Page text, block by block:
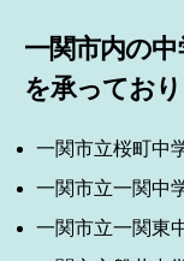
一関市内の
を承っており
一関市立桜町中
一関市立一関中
一関市立一関東